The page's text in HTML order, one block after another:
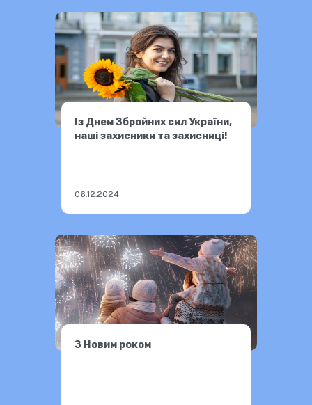
Із Днем Збройних сил України,
наші захисники та захисниці!
06.12.2024
З Новим роком